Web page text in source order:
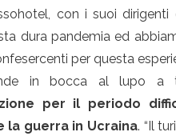
con i suoi
dura pandemia ed
per questa
in bocca al lupo a
per il periodo
la guerra in Ucraina. “Il